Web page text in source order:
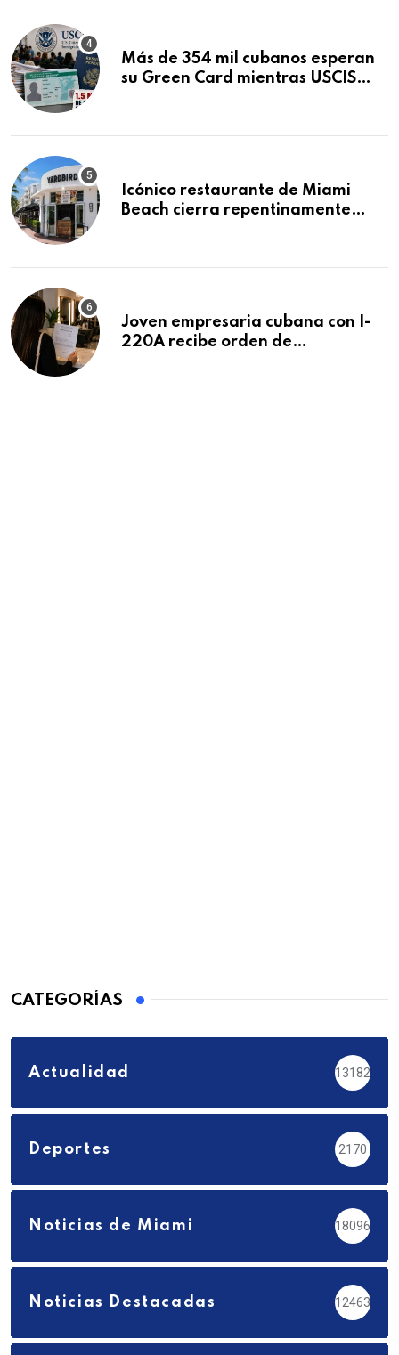
Más de 354 mil cubanos esperan
su Green Card mientras USCIS
Icónico restaurante de Miami
Beach cierra repentinamente
Joven empresaria cubana con I-
220A recibe orden de
CATEGORÍAS
Actualidad 13182
Deportes 2170
Noticias de Miami 18096
Noticias Destacadas 12463